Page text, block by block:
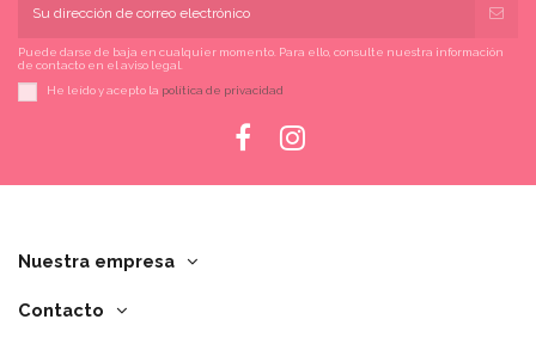
Puede darse de baja en cualquier momento. Para ello, consulte nuestra información
de contacto en el aviso legal.
He leído y acepto la política de privacidad
Nuestra empresa
Contacto